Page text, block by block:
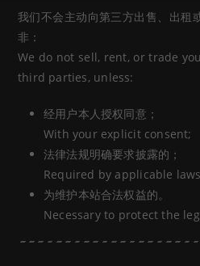
我们不会主动向第三方出售、出租
非：
We do not sell, rent, or trade
third parties, unless:
经用户本人授权同意；
With your explicit consent;
法律法规明确要求披露的；
Required by applicable
为维护本站合法权益的。
Necessary to protect the